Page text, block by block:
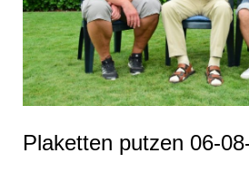
Plaketten putzen 06-